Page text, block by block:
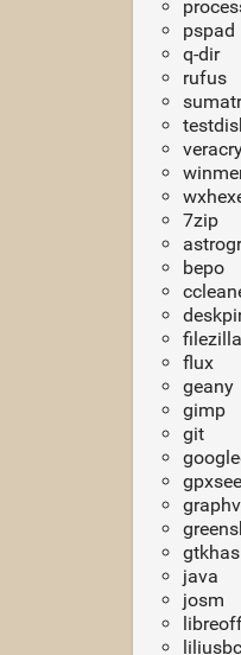
pspad
q-dir
rufus
7zip
bepo
filezilla
flux
geany
gimp
git
gpxsee
java
josm